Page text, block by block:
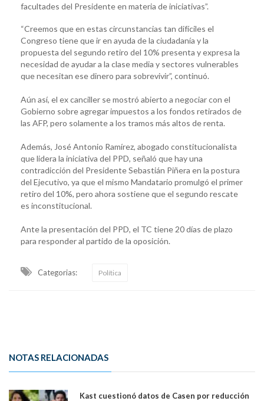
facultades del Presidente en materia de iniciativas”.
“Creemos que en estas circunstancias tan difíciles el
Congreso tiene que ir en ayuda de la ciudadanía y la
propuesta del segundo retiro del 10% presenta y expresa la
necesidad de ayudar a la clase media y sectores vulnerables
que necesitan ese dinero para sobrevivir”, continuó.
Aún así, el ex canciller se mostró abierto a negociar con el
Gobierno sobre agregar impuestos a los fondos retirados de
las AFP, pero solamente a los tramos más altos de renta.
Además, José Antonio Ramírez, abogado constitucionalista
que lidera la iniciativa del PPD, señaló que hay una
contradicción del Presidente Sebastián Piñera en la postura
del Ejecutivo, ya que el mismo Mandatario promulgó el primer
retiro del 10%, pero ahora sostiene que el segundo rescate
es inconstitucional.
Ante la presentación del PPD, el TC tiene 20 días de plazo
para responder al partido de la oposición.
Categorias: Política
NOTAS RELACIONADAS
Kast cuestionó datos de Casen por reducción